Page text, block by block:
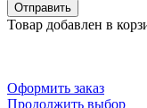
Отправить
Товар добавлен в
Оформить заказ
Продолжить выбор